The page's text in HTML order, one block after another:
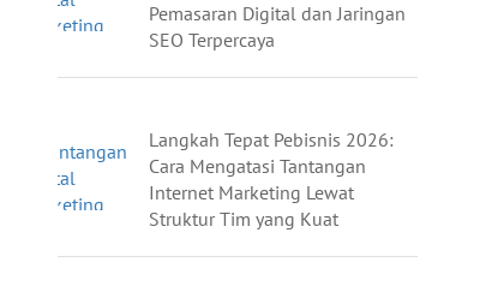
Pemasaran Digital dan Jaringan
SEO Terpercaya
Langkah Tepat Pebisnis 2026:
Cara Mengatasi Tantangan
Internet Marketing Lewat
Struktur Tim yang Kuat